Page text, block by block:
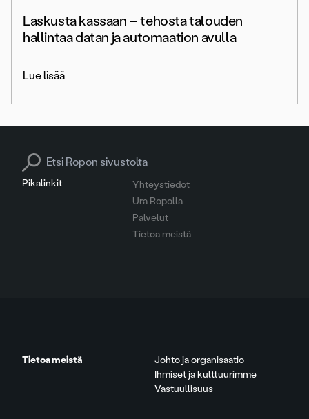
Laskusta kassaan – tehosta talouden
hallintaa datan ja automaation avulla
Lue lisää
Pikalinkit
Yhteystiedot
Ura Ropolla
Palvelut
Tietoa meistä
Search for:
Tietoa meistä
Johto ja organisaatio
Ihmiset ja kulttuurimme
Vastuullisuus